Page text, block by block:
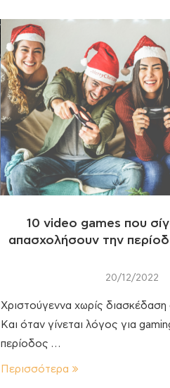
10 video games που
απασχολήσουν την
20/12/2022
Χριστούγεννα χωρίς διασκέδαση
Και όταν γίνεται λόγος για
περίοδος …
Περισσότερα